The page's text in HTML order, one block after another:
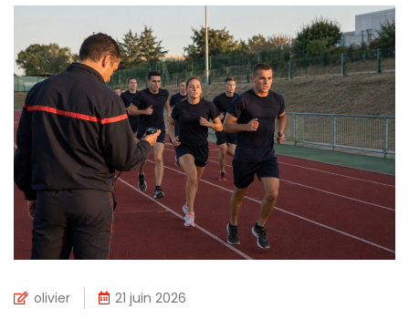
olivier 21 juin 2026